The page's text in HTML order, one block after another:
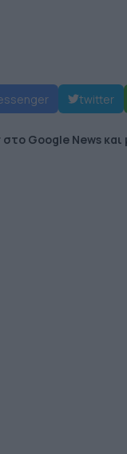
O ΑΠΊΣΤΕΥΤΟΣ
twitter
Google News